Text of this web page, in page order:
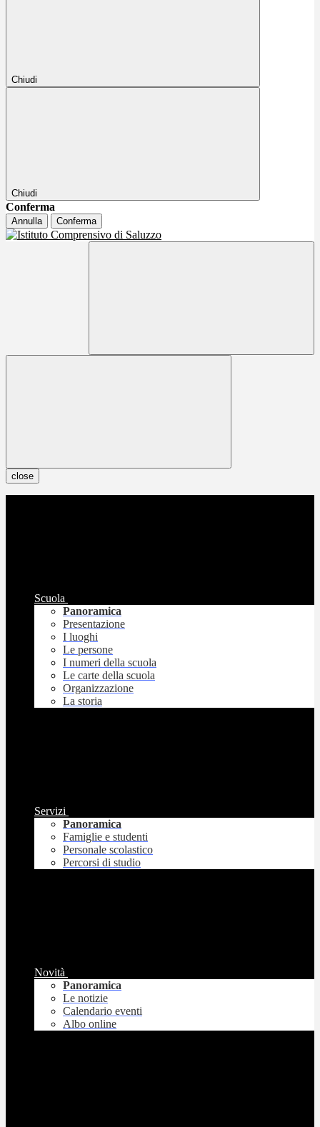
Chiudi
Chiudi
Conferma
Annulla Conferma
close
Scuola
Panoramica
Presentazione
I luoghi
Le persone
I numeri della scuola
Le carte della scuola
Organizzazione
La storia
Servizi
Panoramica
Famiglie e studenti
Personale scolastico
Percorsi di studio
Novità
Panoramica
Le notizie
Calendario eventi
Albo online